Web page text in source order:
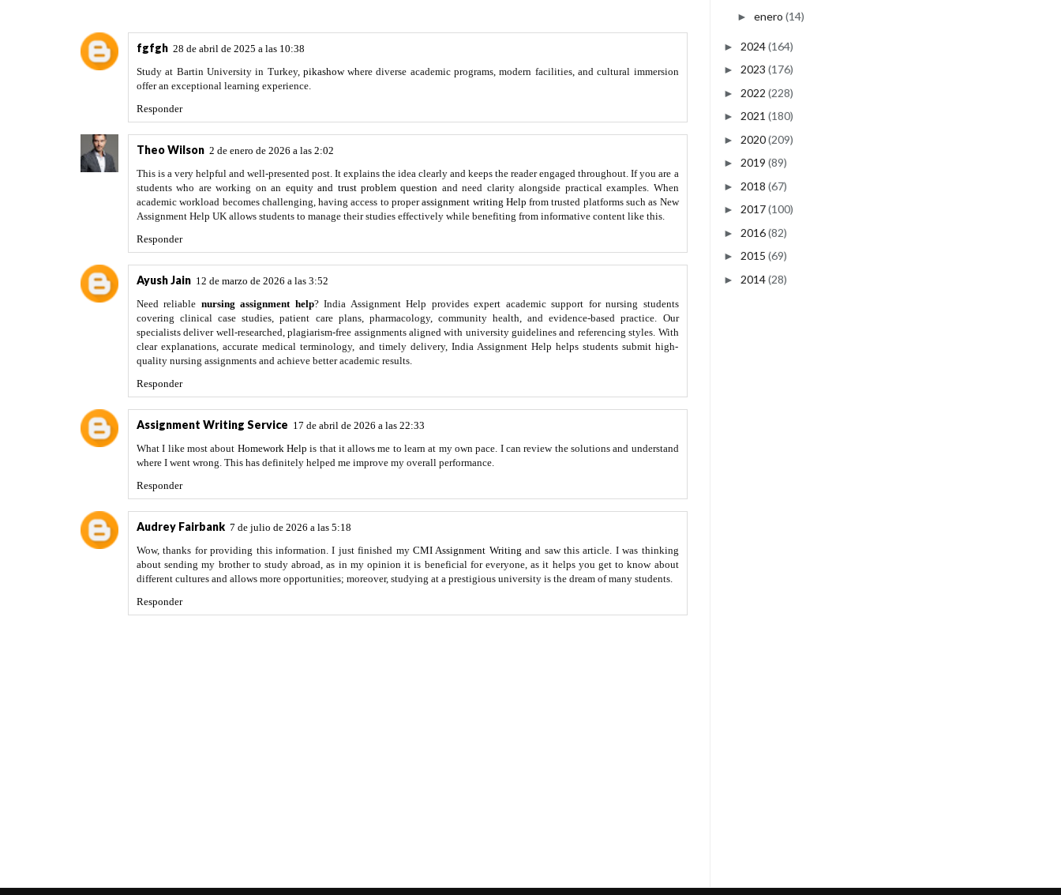
fgfgh 28 de abril de 2025 a las 10:38
Study at Bartin University in Turkey, pikashowwhere diverse academic programs, modern facilities, and cultural immersion
offer an exceptional learning experience.
Responder
Theo Wilson 2 de enero de 2026 a las 2:02
This is a very helpful and well-presented post. It explains the idea clearly and keeps the reader engaged throughout. If you are a
students who are working on an equity and trust problem question and need clarity alongside practical examples. When
academic workload becomes challenging, having access to properassignment writing Help from trusted platforms such as New
Assignment Help UK allows students to manage their studies effectively while benefiting from informative content like this.
Responder
Ayush Jain 12 de marzo de 2026 a las 3:52
Need reliable nursing assignment help? India Assignment Help provides expert academic support for nursing students
covering clinical case studies, patient care plans, pharmacology, community health, and evidence-based practice. Our
specialists deliver well-researched, plagiarism-free assignments aligned with university guidelines and referencing styles. With
clear explanations, accurate medical terminology, and timely delivery, India Assignment Help helps students submit high-
quality nursing assignments and achieve better academic results.
Responder
Assignment Writing Service 17 de abril de 2026 a las 22:33
What I like most about Homework Help is that it allows me to learn at my own pace. I can review the solutions and understand
where I went wrong. This has definitely helped me improve my overall performance.
Responder
Audrey Fairbank 7 de julio de 2026 a las 5:18
Wow, thanks for providing this information. I just finished my CMI Assignment Writing and saw this article. I was thinking
about sending my brother to study abroad, as in my opinion it is beneficial for everyone, as it helps you get to know about
different cultures and allows more opportunities; moreover, studying at a prestigious university is the dream of many students.
Responder
► enero (14)
► 2024(164)
► 2023 (176)
► 2022 (228)
► 2021 (180)
► 2020(209)
► 2019 (89)
► 2018 (67)
► 2017(100)
► 2016(82)
► 2015 (69)
► 2014(28)